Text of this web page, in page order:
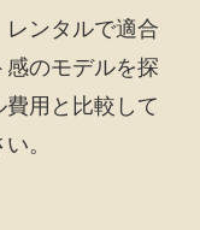
ンタルで適合
のモデルを探
用と比較して
。